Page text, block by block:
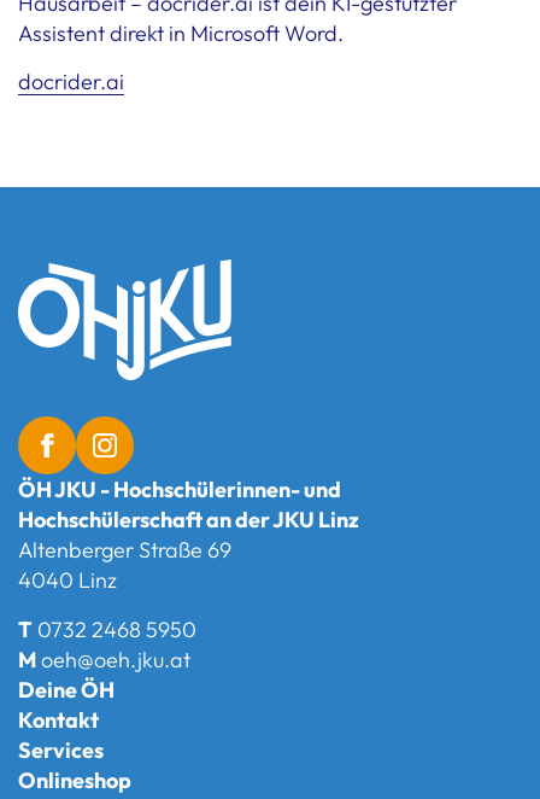
Assistent direkt in Microsoft Word.
docrider.ai
ÖH JKU - Hochschülerinnen- und
Hochschülerschaft an der JKU Linz
Altenberger Straße 69
4040 Linz
T 0732 2468 5950
Moeh@oeh.jku.at
Deine ÖH
Kontakt
Services
Onlineshop